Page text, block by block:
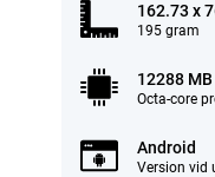
162.73 x
195 gram
12288
Octa-core
Android
Version vid